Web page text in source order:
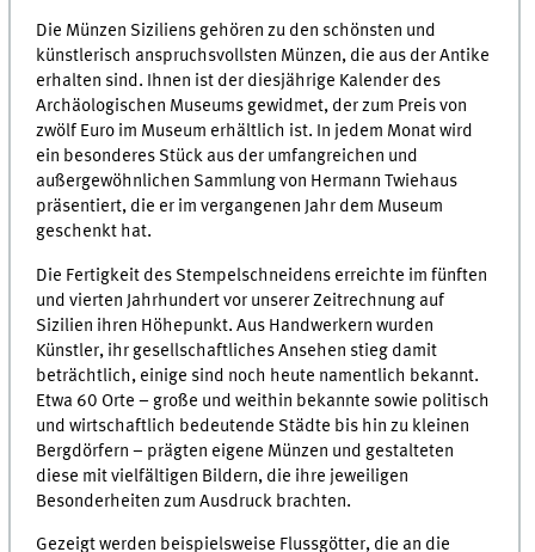
Die Münzen Siziliens gehören zu den schönsten und
künstlerisch anspruchsvollsten Münzen, die aus der Antike
erhalten sind. Ihnen ist der diesjährige Kalender des
Archäologischen Museums gewidmet, der zum Preis von
zwölf Euro im Museum erhältlich ist. In jedem Monat wird
ein besonderes Stück aus der umfangreichen und
außergewöhnlichen Sammlung von Hermann Twiehaus
präsentiert, die er im vergangenen Jahr dem Museum
geschenkt hat.
Die Fertigkeit des Stempelschneidens erreichte im fünften
und vierten Jahrhundert vor unserer Zeitrechnung auf
Sizilien ihren Höhepunkt. Aus Handwerkern wurden
Künstler, ihr gesellschaftliches Ansehen stieg damit
beträchtlich, einige sind noch heute namentlich bekannt.
Etwa 60 Orte – große und weithin bekannte sowie politisch
und wirtschaftlich bedeutende Städte bis hin zu kleinen
Bergdörfern – prägten eigene Münzen und gestalteten
diese mit vielfältigen Bildern, die ihre jeweiligen
Besonderheiten zum Ausdruck brachten.
Gezeigt werden beispielsweise Flussgötter, die an die